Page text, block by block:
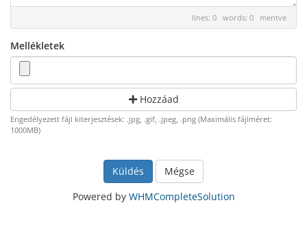
lines: 0 words: 0 mentve
Mellékletek
Hozzáad
Engedélyezett fájl kiterjesztések: .jpg, .gif, .jpeg, .png (Maximális fájlméret:
1000MB)
Mégse
Powered by WHMCompleteSolution